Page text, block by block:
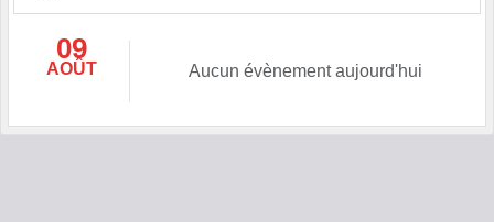
09
AOÛT Aucun évènement aujourd'hui